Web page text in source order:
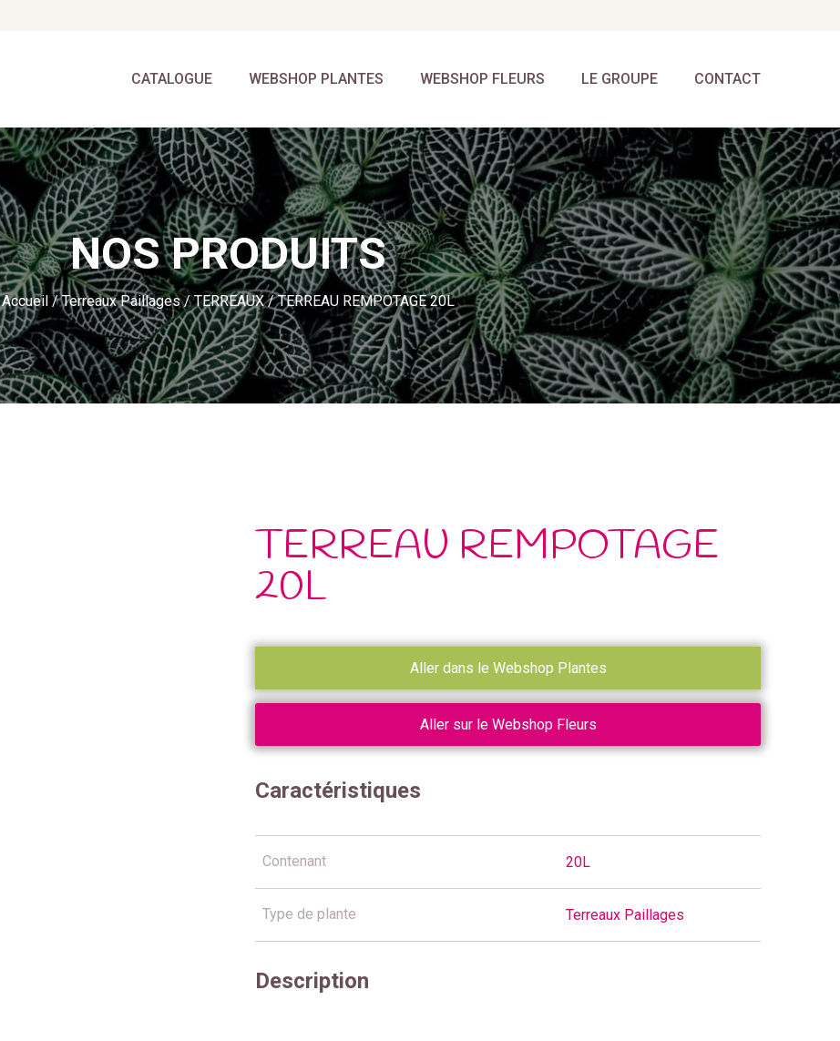
CATALOGUE WEBSHOP PLANTES WEBSHOP FLEURS LE GROUPE CONTACT
NOS PRODUITS
Accueil/Terreaux Paillages/TERREAUX/ TERREAU REMPOTAGE 20L
TERREAU REMPOTAGE
20L
Aller dans le Webshop Plantes
Aller sur le Webshop Fleurs
Caractéristiques
Contenant 20L
Type de plante Terreaux Paillages
Description